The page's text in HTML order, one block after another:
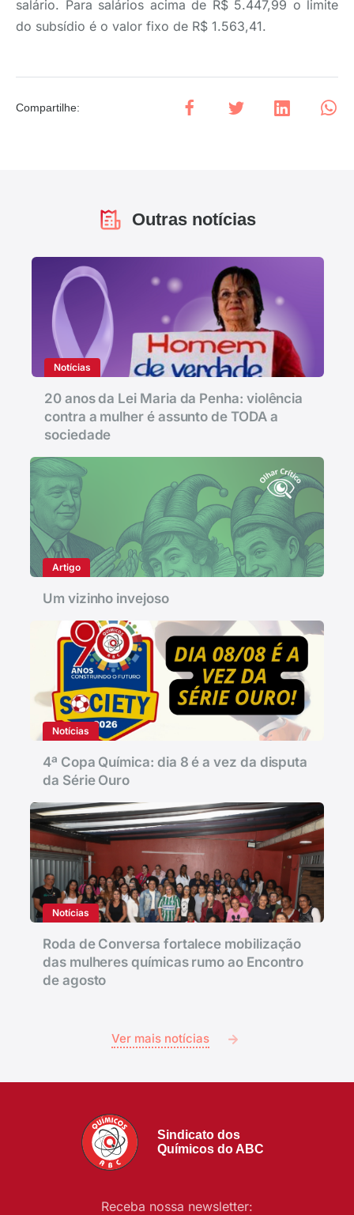
salário. Para salários acima de R$ 5.447,99 o limite
do subsídio é o valor fixo de R$ 1.563,41.
Compartilhe:
Outras notícias
Notícias
20 anos da Lei Maria da Penha: violência
contra a mulher é assunto de TODA a
sociedade
Artigo
Um vizinho invejoso
Notícias
4ª Copa Química: dia 8 é a vez da disputa
da Série Ouro
Notícias
Roda de Conversa fortalece mobilização
das mulheres químicas rumo ao Encontro
de agosto
Ver mais notícias
Sindicato dos
Químicos do ABC
Receba nossa newsletter: